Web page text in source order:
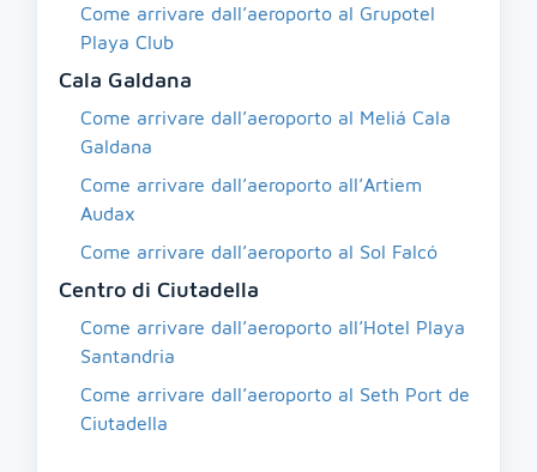
Come arrivare dall’aeroporto al Grupotel
Playa Club
Cala Galdana
Come arrivare dall’aeroporto al Meliá Cala
Galdana
Come arrivare dall’aeroporto all’Artiem
Audax
Come arrivare dall’aeroporto al Sol Falcó
Centro di Ciutadella
Come arrivare dall’aeroporto all’Hotel Playa
Santandria
Come arrivare dall’aeroporto al Seth Port de
Ciutadella